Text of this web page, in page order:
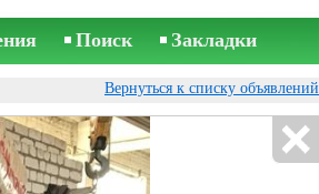
Поиск Закладки
Вернуться к списку объявлений